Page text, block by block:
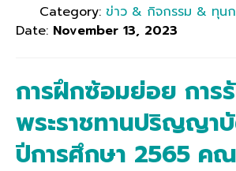
Category: ข่าว & กิจกรรม & ทุน
Date: November 13, 2023
การฝึกซ้อมย่อย การ
พระราชทานปริญญาบั
ปีการศึกษา 2565 ค